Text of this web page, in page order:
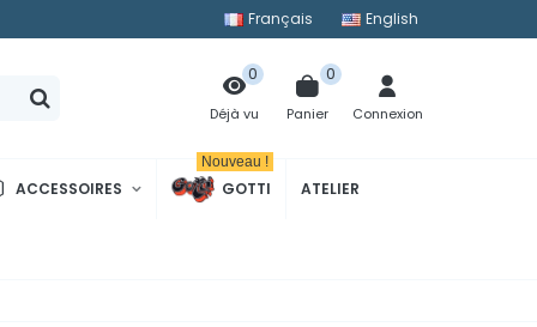
Français English
Déjà vu
0
Panier
0
Connexion
ACCESSOIRES GOTTI
Nouveau !
ATELIER